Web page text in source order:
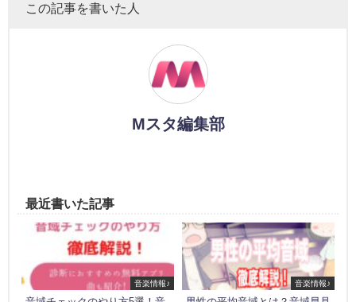
この記事を書いた人
Mスタ編集部
最近書いた記事
音楽情報♪ 音楽情報♪